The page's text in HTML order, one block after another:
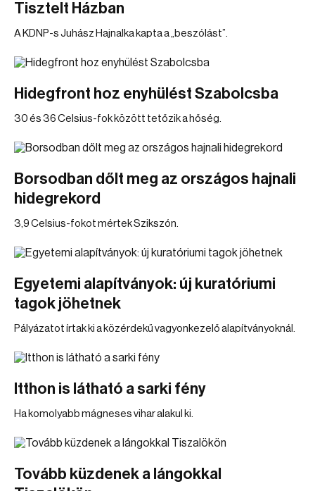
Tisztelt Házban
A KDNP-s Juhász Hajnalka kapta a „beszólást”.
Hidegfront hoz enyhülést Szabolcsba
30 és 36 Celsius-fok között tetőzik a hőség.
Borsodban dőlt meg az országos hajnali
hidegrekord
3,9 Celsius-fokot mértek Szikszón.
Egyetemi alapítványok: új kuratóriumi
tagok jöhetnek
Pályázatot írtak ki a közérdekű vagyonkezelő alapítványoknál.
Itthon is látható a sarki fény
Ha komolyabb mágneses vihar alakul ki.
Tovább küzdenek a lángokkal